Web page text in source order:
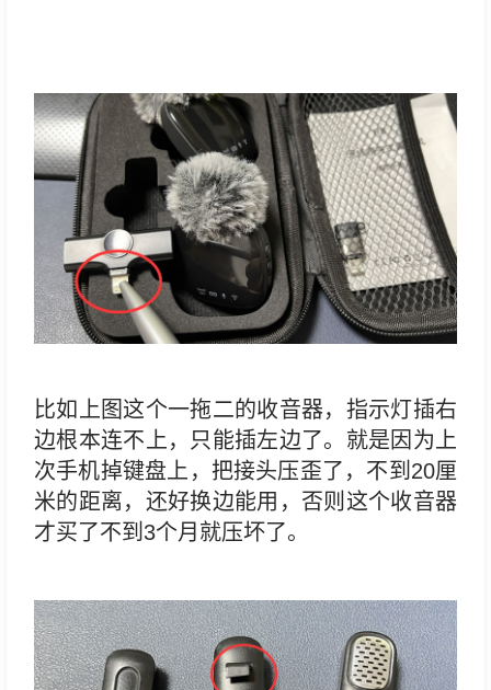
比如上图这个一拖二的收音器，指示灯插右
边根本连不上，只能插左边了。就是因为上
次手机掉键盘上，把接头压歪了，不到20厘
米的距离，还好换边能用，否则这个收音器
才买了不到3个月就压坏了。